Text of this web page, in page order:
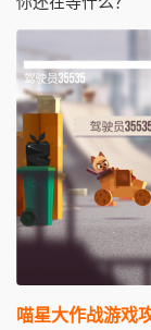
喵星大作战游戏